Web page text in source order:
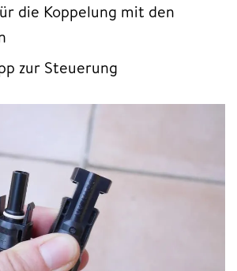
die Koppelung mit den
zur Steuerung